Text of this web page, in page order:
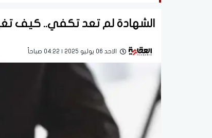
الشهادة لم تعد تكفي.. كيف
الاحد 06 يوليو 2025 | 04:22 صباحاً